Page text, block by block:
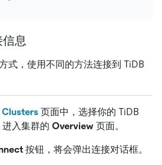
息
式，使用不同的方法连接到 TiDB
Clusters 页面中，选择你的 TiDB
入集群的 Overview 页面。
按钮，将会弹出连接对话框。